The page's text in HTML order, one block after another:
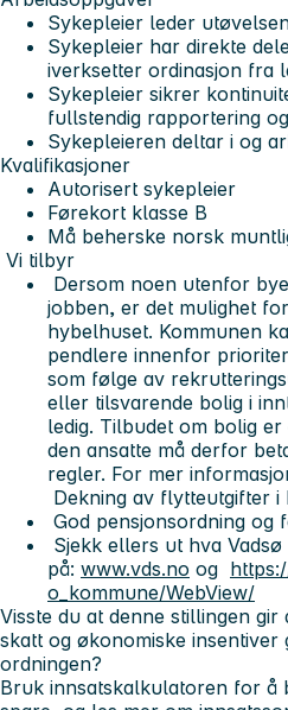
Sykepleier leder
Sykepleier har direkte
iverksetter ordinasjon fra
Sykepleier sikrer
fullstendig rapportering
Sykepleieren deltar i og
Kvalifikasjoner
Autorisert sykepleier
Førekort klasse B
Må beherske norsk
Vi tilbyr
Dersom noen utenfor
jobben, er det mulighet
hybelhuset. Kommunen
pendlere innenfor
som følge av
eller tilsvarende bolig i
ledig. Tilbudet om bolig
den ansatte må derfor
regler. For mer
Dekning av flytteutgifter i
God pensjonsordning og
Sjekk ellers ut hva
på: www.vds.no og
o_kommune/WebView/
Visste du at denne stillingen
skatt og økonomiske insentiver
ordningen?
Bruk innsatskalkulatoren for å